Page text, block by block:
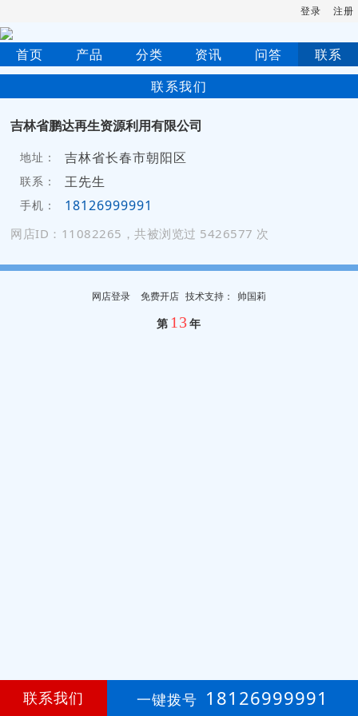
登录 注册
首页 产品 分类 资讯 问答
联系
联系我们
吉林省鹏达再生资源利用有限公司
地址： 吉林省长春市朝阳区
联系： 王先生
手机： 18126999991
网店ID：11082265，共被浏览过 5426577 次
网店登录 免费开店 技术支持 ： 帅国莉
第 13年
联系我们 一键拨号 18126999991